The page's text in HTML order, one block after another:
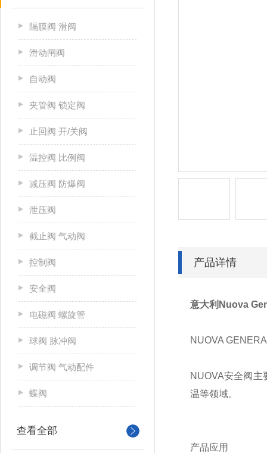
隔膜阀 滑阀
滑动闸阀
自动阀
夹管阀 锁定阀
止回阀 开/关阀
温控阀 比例阀
减压阀 防爆阀
泄压阀
截止阀 气动阀
控制阀
安全阀
电磁阀 螺旋管
球阀 脉冲阀
调节阀 气动配件
蝶阀
查看全部
产品详情
意大利Nuova
NUOVA
NUOVA安全阀
温等领域。
产品应用